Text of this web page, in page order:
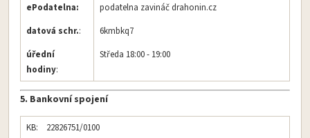
ePodatelna:
datová schr.:
úřední
hodiny:
podatelna zavináčdrahonin.cz
6kmbkq7
Středa 18:00 - 19:00
5. Bankovní spojení
KB: 22826751/0100